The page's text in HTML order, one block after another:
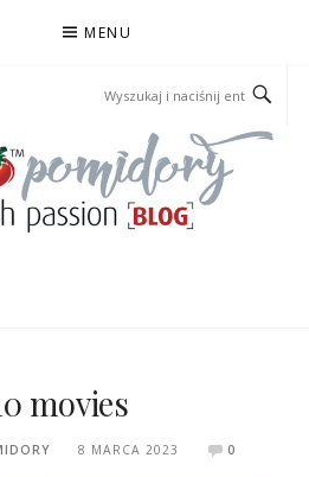
MENU
movies
8 MARCA 2023 0